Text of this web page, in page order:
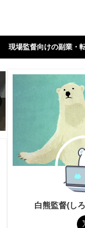
現場監督向けの副業・
現場監督の最短ロード
現場監督の土台を作る〜
白熊監督(し